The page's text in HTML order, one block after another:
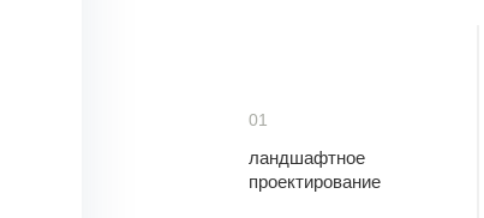
01
ландшафтное
проектирование